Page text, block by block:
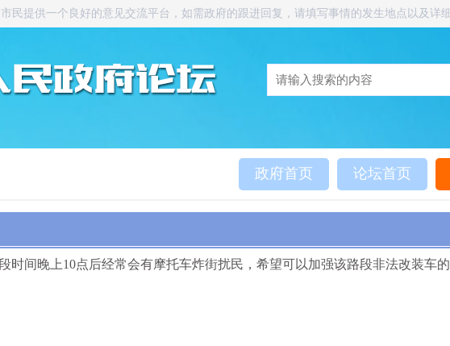
民提供一个良好的意见交流平台，如需政府的跟进回复，请填写事情的发生地点以及详细
政府首页 论坛首页
时间晚上10点后经常会有摩托车炸街扰民，希望可以加强该路段非法改装车